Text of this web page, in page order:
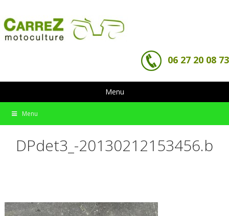
06 27 20 08 73
Menu
Menu
DPdet3_-20130212153456.b